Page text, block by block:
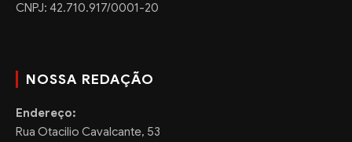
CNPJ: 42.710.917/0001-20
NOSSA REDAÇÃO
Endereço:
Rua Otacilio Cavalcante, 53